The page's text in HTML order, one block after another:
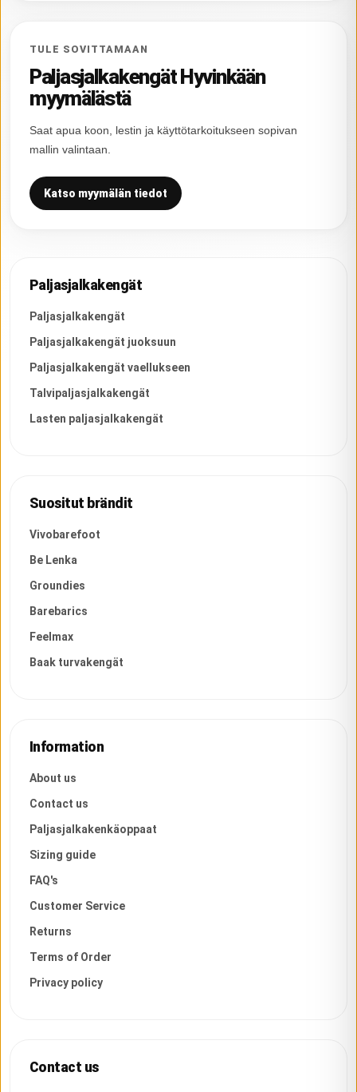
TULE SOVITTAMAAN
Paljasjalkakengät Hyvinkään
myymälästä
Saat apua koon, lestin ja käyttötarkoitukseen sopivan
mallin valintaan.
Katso myymälän tiedot
Paljasjalkakengät
Paljasjalkakengät
Paljasjalkakengät juoksuun
Paljasjalkakengät vaellukseen
Talvipaljasjalkakengät
Lasten paljasjalkakengät
Suositut brändit
Vivobarefoot
Be Lenka
Groundies
Barebarics
Feelmax
Baak turvakengät
Information
About us
Contact us
Paljasjalkakenkäoppaat
Sizing guide
FAQ's
Customer Service
Returns
Terms of Order
Privacy policy
Contact us